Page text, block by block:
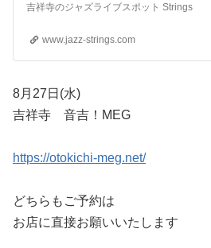
吉祥寺のジャズライブスポット Strings
www.jazz-strings.com
8月27日(水)
吉祥寺 音吉！MEG
https://otokichi-meg.net/
どちらもご予約は
お店に直接お願いいたします